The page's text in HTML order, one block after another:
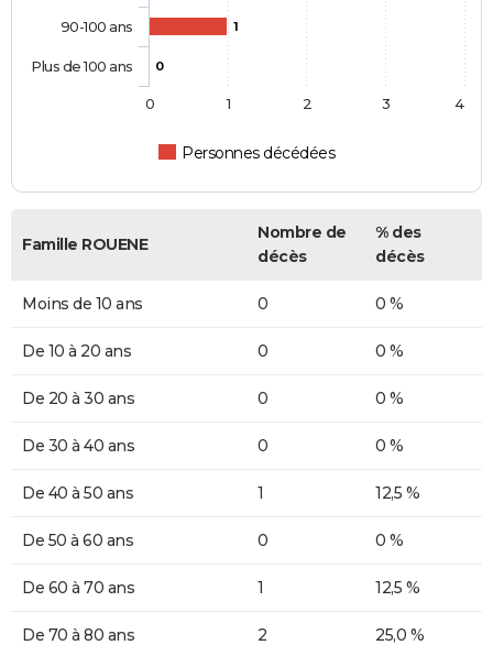
1
0
Personnes décédées
90-100 ans
Plus de 100 ans
0 1 2 3 4
Famille ROUENE
Nombre de
décès
% des
décès
Moins de 10 ans 0 0 %
De 10 à 20 ans 0 0 %
De 20 à 30 ans 0 0 %
De 30 à 40 ans 0 0 %
De 40 à 50 ans 1 12,5 %
De 50 à 60 ans 0 0 %
De 60 à 70 ans 1 12,5 %
De 70 à 80 ans 2 25,0 %